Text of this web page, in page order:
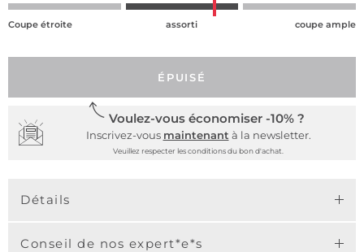
Coupe étroite assorti coupe ample
ÉPUISÉ
Voulez-vous économiser -10% ?
Inscrivez-vous maintenant à la newsletter.
Veuillez respecter les conditions du bon d'achat.
Détails
Conseil de nos expert*e*s